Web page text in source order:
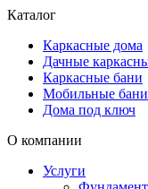
Каталог
Каркасные дома
Дачные
Каркасные бани
Мобильные
Дома под ключ
О компании
Услуги